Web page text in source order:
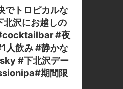
でトロピカルな
沢にお越しの
#夜
人飲み #静かな
#下北沢デー
期間限